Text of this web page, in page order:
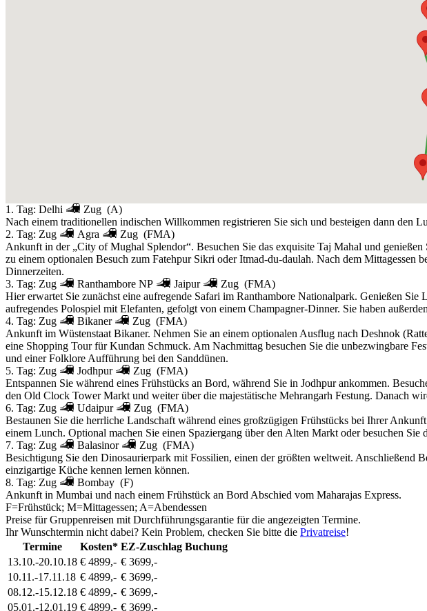
1. Tag: Delhi Zug (A)
Nach einem traditionellen indischen Willkommen registrieren Sie sich und besteigen dann den
2. Tag: Zug Agra Zug (FMA)
Ankunft in der „City of Mughal Splendor“. Besuchen Sie das exquisite Taj Mahal und
zu einem optionalen Besuch zum Fatehpur Sikri oder Itmad-du-daulah. Nach dem
Dinnerzeiten.
3. Tag: Zug Ranthambore NP Jaipur Zug (FMA)
Hier erwartet Sie zunächst eine aufregende Safari im Ranthambore Nationalpark. Genießen
aufregendes Polospiel mit Elefanten, gefolgt von einem Champagner-Dinner. Sie haben
4. Tag: Zug Bikaner Zug (FMA)
Ankunft im Wüstenstaat Bikaner. Nehmen Sie an einem optionalen Ausflug nach Deshnok
eine Shopping Tour für Kundan Schmuck. Am Nachmittag besuchen Sie die unbezwingbare
und einer Folklore Aufführung bei den Sanddünen.
5. Tag: Zug Jodhpur Zug (FMA)
Entspannen Sie während eines Frühstücks an Bord, während Sie in Jodhpur ankommen.
den Old Clock Tower Markt und weiter über die majestätische Mehrangarh Festung. Danach
6. Tag: Zug Udaipur Zug (FMA)
Bestaunen Sie die herrliche Landschaft während eines großzügigen Frühstücks bei Ihrer
einem Lunch. Optional machen Sie einen Spaziergang über den Alten Markt oder besuchen
7. Tag: Zug Balasinor Zug (FMA)
Besichtigung Sie den Dinosaurierpark mit Fossilien, einen der größten weltweit. Anschließend
einzigartige Küche kennen lernen können.
8. Tag: Zug Bombay (F)
Ankunft in Mumbai und nach einem Frühstück an Bord Abschied vom Maharajas Express.
F=Frühstück; M=Mittagessen; A=Abendessen
Preise für Gruppenreisen mit Durchführungsgarantie für die angezeigten Termine.
Ihr Wunschtermin nicht dabei? Kein Problem, checken Sie bitte die Privatreise!
Termine
Kosten* EZ-Zuschlag Buchung
13.10.-20.10.18 € 4899,- € 3699,-
10.11.-17.11.18 € 4899,- € 3699,-
08.12.-15.12.18 € 4899,- € 3699,-
05.01.-12.01.19 € 4899,- € 3699,-